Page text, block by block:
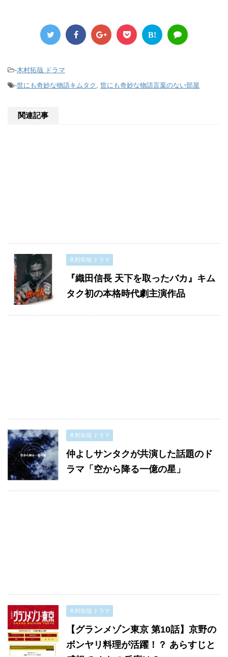
B!
-木村拓哉 ドラマ
-世にも奇妙な物語キムタク 世にも奇妙な物語言葉のない部屋
関連記事
木村拓哉 ドラマ
『織田信長 天下を取ったバカ』キム
タク初の本格時代劇主演作品
木村拓哉 ドラマ
仲よしサンタクが共演した話題のド
ラマ「空から降る一億の星」
木村拓哉 ドラマ
【グランメゾン東京 第10話】京野の
ボンヤリ料理が活躍！？ あらすじと